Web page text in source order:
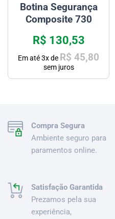
Botina Segurança
Composite 730
R$ 130,53
Em até3x de R$ 45,80
sem juros
Compra Segura
Ambiente seguro para
paramentos online.
Satisfação Garantida
Prezamos pela sua
experiência,